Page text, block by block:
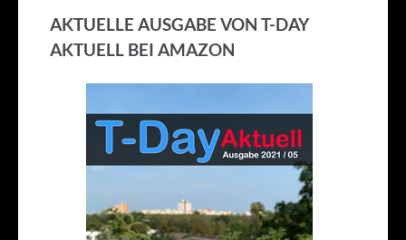
AKTUELLE AUSGABE VON T-DAY
AKTUELL BEI AMAZON